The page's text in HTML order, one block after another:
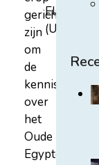
gericht
zijn
om
de
kennis
over
het
Oude
Egypte
Elst
(U)